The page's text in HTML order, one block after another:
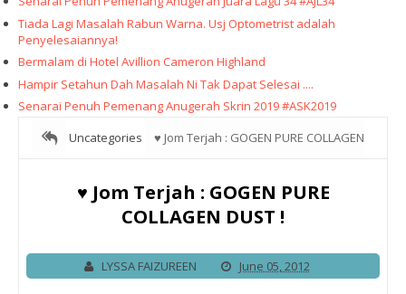
Tiada Lagi Masalah Rabun Warna. Usj Optometrist adalah
Penyelesaiannya!
Bermalam di Hotel Avillion Cameron Highland
Hampir Setahun Dah Masalah Ni Tak Dapat Selesai ....
Senarai Penuh Pemenang Anugerah Skrin 2019 #ASK2019
Uncategories
♥ Jom Terjah : GOGEN PURE COLLAGEN
♥ Jom Terjah : GOGEN PURE
COLLAGEN DUST !
LYSSA FAIZUREEN June 05, 2012